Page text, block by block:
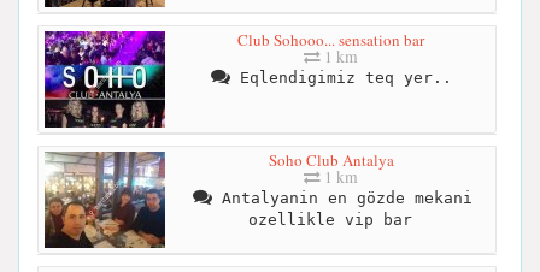
Club Sohooo... sensation bar
1 km
Eqlendigimiz teq yer..
Soho Club Antalya
1 km
Antalyanin en gözde mekani
ozellikle vip bar